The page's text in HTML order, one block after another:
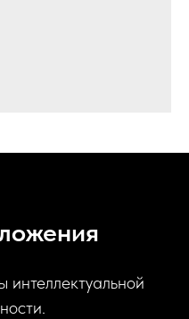
интеллектуальной